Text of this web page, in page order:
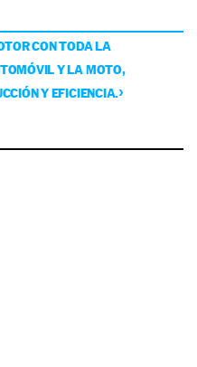
CON TODA LA
Y LA MOTO,
Y EFICIENCIA.